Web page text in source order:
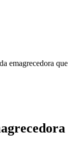
emagrecedora que